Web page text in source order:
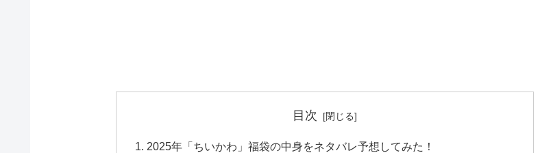
目次
2025年「ちいかわ」福袋の中身をネタバレ予想してみた！